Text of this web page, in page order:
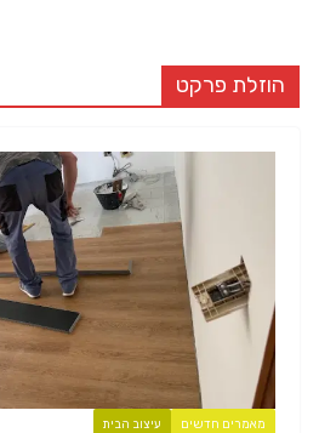
הוזלת פרקט
מאמרים חדשים עיצוב הבית